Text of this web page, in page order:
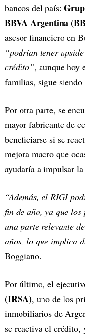
bancos del país:
BBVA Argentina
asesor financiero en
“podrían tener
crédito”, aunque hoy
familias, sigue
Por otra parte, se
mayor fabricante de
beneficiarse si se
mejora macro que
ayudaría a impulsar
“Además, el RIGI
fin de año, ya que los
una parte relevante
años, lo que implica
Boggiano.
Por último, el
(IRSA), uno de los
inmobiliarios de
se reactiva el crédito,